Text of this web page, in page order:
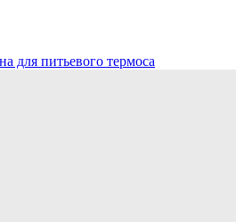
для питьевого термоса